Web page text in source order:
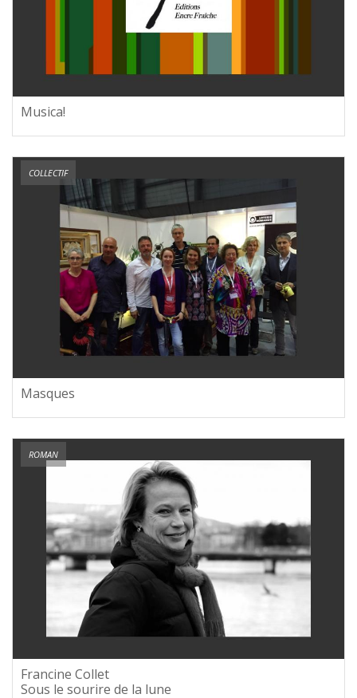
Musica!
COLLECTIF
Masques
ROMAN
Francine Collet
Sous le sourire de la lune